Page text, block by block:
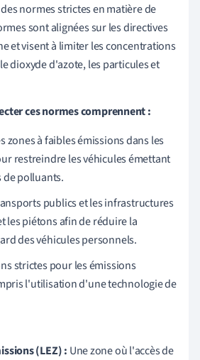
normes strictes en matière de
sont alignées sur les directives
et visent à limiter les concentrations
dioxyde d'azote, les particules et
ces normes comprennent :
zones à faibles émissions dans les
restreindre les véhicules émettant
de polluants.
publics et les infrastructures
les piétons afin de réduire la
des véhicules personnels.
strictes pour les émissions
l'utilisation d'une technologie de
(LEZ) : Une zone où l'accès de